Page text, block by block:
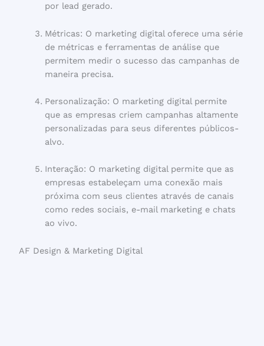
por lead gerado.
Métricas: O marketing digital oferece uma série
de métricas e ferramentas de análise que
permitem medir o sucesso das campanhas de
maneira precisa.
Personalização: O marketing digital permite
que as empresas criem campanhas altamente
personalizadas para seus diferentes públicos-
alvo.
Interação: O marketing digital permite que as
empresas estabeleçam uma conexão mais
próxima com seus clientes através de canais
como redes sociais, e-mail marketing e chats
ao vivo.
AF Design & Marketing Digital